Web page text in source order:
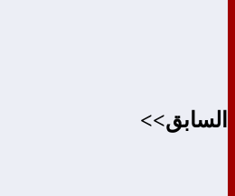
السابق>>